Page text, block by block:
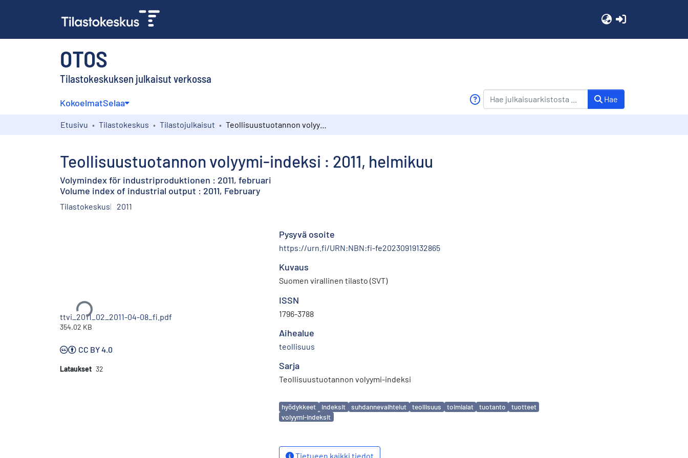
OTOS
Tilastokeskuksen julkaisut verkossa
KokoelmatSelaa Hae
Etusivu Tilastokeskus Tilastojulkaisut
Teollisuustuotannon volyymi-indeksi : 2011, helmikuu
Volymindex för industriproduktionen : 2011, februari
Volume index of industrial output : 2011, February
Tilastokeskus 2011
Ladataan...
ttvi_2011_02_2011-04-08_fi.pdf
354.02 KB
CC BY 4.0
Lataukset 32
Pysyvä osoite
https://urn.fi/URN:NBN:fi-fe20230919132865
Kuvaus
Suomen virallinen tilasto (SVT)
ISSN
1796-3788
Aihealue
teollisuus
Sarja
Teollisuustuotannon volyymi-indeksi
Avainsanat
hyödykkeet indeksit suhdannevaihtelut teollisuus toimialat tuotanto
tuotteet
volyymi-indeksit
Tietueen kaikki tiedot